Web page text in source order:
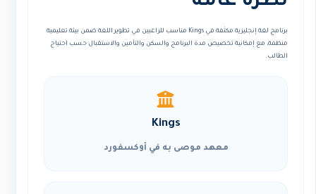
برنامج لغة إنجليزية مكثفة في Kings مناسب للراغبين في تطوير اللغة ضمن بيئة تعليمية
منظمة، مع إمكانية تخصيص مدة البرنامج والسكن والتأمين والاستقبال حسب احتياج
الطالب.
Kings
معهد موصى به في أوكسفورد